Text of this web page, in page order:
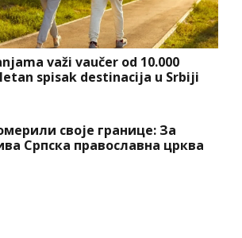
važi vaučer od 10.000
spisak destinacija u Srbiji
своје границе: За
Српска православна црква